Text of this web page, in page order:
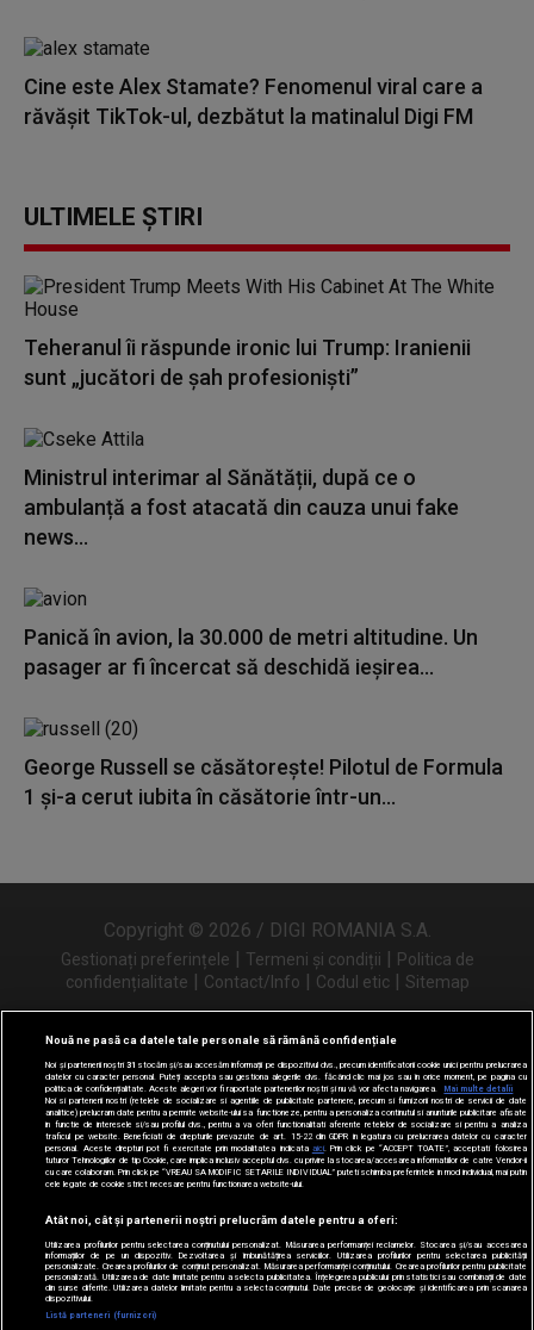
Cine este Alex Stamate? Fenomenul viral care a
răvășit TikTok-ul, dezbătut la matinalul Digi FM
ULTIMELE ȘTIRI
Teheranul îi răspunde ironic lui Trump: Iranienii
sunt „jucători de şah profesionişti”
Ministrul interimar al Sănătății, după ce o
ambulanță a fost atacată din cauza unui fake
news...
Panică în avion, la 30.000 de metri altitudine. Un
pasager ar fi încercat să deschidă ieșirea...
George Russell se căsătorește! Pilotul de Formula
1 și-a cerut iubita în căsătorie într-un...
Copyright © 2026 / DIGI ROMANIA S.A.
Gestionați preferințele | Termeni și condiții | Politica de
confidențialitate | Contact/Info | Codul etic | Sitemap
Urmărește-ne și pe
Nouă ne pasă ca datele tale personale să rămână confidențiale
Noi și partenerii noștri31 stocăm și/sau accesăm informații pe dispozitivul dvs., precum identificatorii cookie unici pentru prelucrarea
datelor cu caracter personal. Puteți accepta sau gestiona alegerile dvs. făcând clic mai jos sau în orice moment, pe pagina cu
politica de confidențialitate. Aceste alegeri vor fi raportate partenerilor noștri și nu vă vor afecta navigarea.
Mai multe detalii
Noi si partenerii nostri (retelele de socializare si agentiile de publicitate partenere, precum si furnizorii nostri de servicii de date
analitice) prelucram date pentru a permite website-ului sa functioneze, pentru a personaliza continutul si anunturile publicitare afisate
in functie de interesele si/sau profilul dvs., pentru a va oferi functionalitati aferente retelelor de socializare si pentru a analiza
traficul pe website. Beneficiati de drepturile prevazute de art. 15-22 din GDPR in legatura cu prelucrarea datelor cu caracter
personal. Aceste drepturi pot fi exercitate prin modalitatea indicata aici. Prin click pe “ACCEPT TOATE”, acceptati folosirea
tuturor Tehnologiilor de tip Cookie, care implica inclusiv acceptul dvs. cu privire la stocarea/accesarea informatiilor de catre Vendor-ii
cu care colaboram. Prin click pe “VREAU SA MODIFIC SETARILE INDIVIDUAL” puteti schimba preferintele in mod individual, mai putin
cele legate de cookie strict necesare pentru functionarea website-ului.
Atât noi, cât și partenerii noștri prelucrăm datele pentru a oferi:
Utilizarea profilurilor pentru selectarea conținutului personalizat. Măsurarea performanței reclamelor. Stocarea și/sau accesarea
informațiilor de pe un dispozitiv. Dezvoltarea și îmbunătățirea serviciilor. Utilizarea profilurilor pentru selectarea publicității
personalizate. Crearea profilurilor de conținut personalizat. Măsurarea performanței conținutului. Crearea profilurilor pentru publicitate
personalizată. Utilizarea de date limitate pentru a selecta publicitatea. Înțelegerea publicului prin statistici sau combinații de date
din surse diferite. Utilizarea datelor limitate pentru a selecta conținutul. Date precise de geolocație și identificarea prin scanarea
dispozitivului.
Listă parteneri (furnizori)